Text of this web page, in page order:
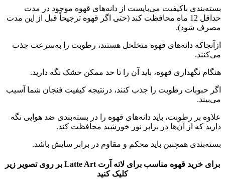
بسته‌بندی باکیفیت می‌بایست از دانه‌های قهوه موجود در مدت
حداقل 12 ماه محافظت کند (حتی اگر قهوه ترجیحاً قبل از این مدت
مصرف شود).
ازآنجاکه دانه‌های قهوه متخلخل هستند، رطوبت را به‌سرعت جذب
می‌کنند.
هنگام نگهداری قهوه، باید آن را تا حد ممکن خشک نگه دارید.
اگر حبوبات رطوبت را جذب کنند، درنتیجه کیفیت فنجان شما آسیب
می‌بیند.
علاوه بر رطوبت، باید دانه‌های قهوه را در بسته‌بندی ضد هوایی نگه
دارید که از آن‌ها در برابر نور خورشید محافظت کند.
بسته‌بندی همچنین باید محکم و مقاوم در برابر سایش باشد.
برای خرید قهوه مناسب برای لاته آرت Latte Art بر روی تصویر زیر
کلیک کنید